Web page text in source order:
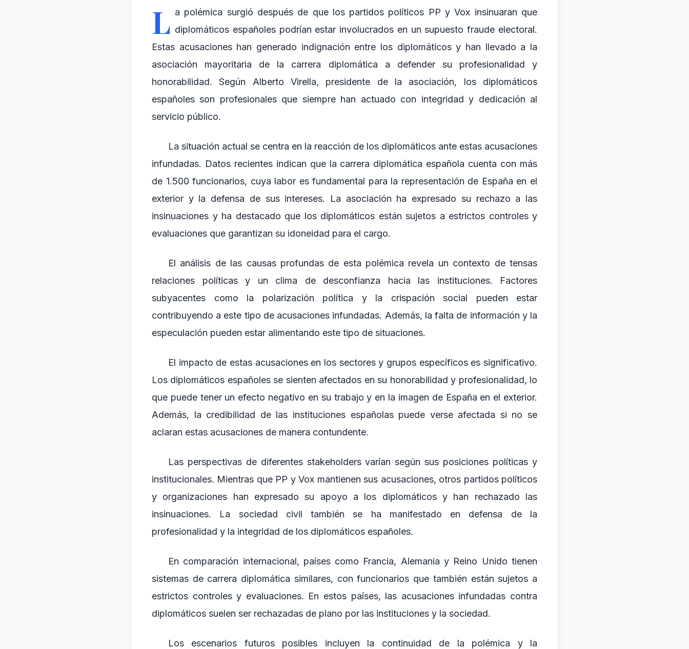
L a polémica surgió después de que los partidos políticos PP y Vox insinuaran que
diplomáticos españoles podrían estar involucrados en un supuesto fraude electoral.
Estas acusaciones han generado indignación entre los diplomáticos y han llevado a la
asociación mayoritaria de la carrera diplomática a defender su profesionalidad y
honorabilidad. Según Alberto Virella, presidente de la asociación, los diplomáticos
españoles son profesionales que siempre han actuado con integridad y dedicación al
servicio público.
La situación actual se centra en la reacción de los diplomáticos ante estas acusaciones
infundadas. Datos recientes indican que la carrera diplomática española cuenta con más
de 1.500 funcionarios, cuya labor es fundamental para la representación de España en el
exterior y la defensa de sus intereses. La asociación ha expresado su rechazo a las
insinuaciones y ha destacado que los diplomáticos están sujetos a estrictos controles y
evaluaciones que garantizan su idoneidad para el cargo.
El análisis de las causas profundas de esta polémica revela un contexto de tensas
relaciones políticas y un clima de desconfianza hacia las instituciones. Factores
subyacentes como la polarización política y la crispación social pueden estar
contribuyendo a este tipo de acusaciones infundadas. Además, la falta de información y la
especulación pueden estar alimentando este tipo de situaciones.
El impacto de estas acusaciones en los sectores y grupos específicos es significativo.
Los diplomáticos españoles se sienten afectados en su honorabilidad y profesionalidad, lo
que puede tener un efecto negativo en su trabajo y en la imagen de España en el exterior.
Además, la credibilidad de las instituciones españolas puede verse afectada si no se
aclaran estas acusaciones de manera contundente.
Las perspectivas de diferentes stakeholders varían según sus posiciones políticas y
institucionales. Mientras que PP y Vox mantienen sus acusaciones, otros partidos políticos
y organizaciones han expresado su apoyo a los diplomáticos y han rechazado las
insinuaciones. La sociedad civil también se ha manifestado en defensa de la
profesionalidad y la integridad de los diplomáticos españoles.
En comparación internacional, países como Francia, Alemania y Reino Unido tienen
sistemas de carrera diplomática similares, con funcionarios que también están sujetos a
estrictos controles y evaluaciones. En estos países, las acusaciones infundadas contra
diplomáticos suelen ser rechazadas de plano por las instituciones y la sociedad.
Los escenarios futuros posibles incluyen la continuidad de la polémica y la